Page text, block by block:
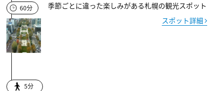
60分
季節ごとに違った楽しみがある札幌の観光スポット
スポット詳細
5分